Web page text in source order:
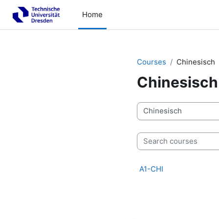
Skip to main content
Home
Courses Chinesisch
Chinesisch
Course categories
Search courses
A1-CHI